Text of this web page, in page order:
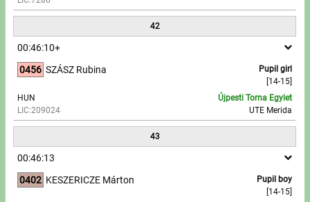
42
00:46:10+
0456
Pupil girl
[14-15]
SZÁSZ Rubina
HUN
LIC:209024
Újpesti Torna Egylet
UTE Merida
43
00:46:13
0402
Pupil boy
[14-15]
KESZERICZE Márton